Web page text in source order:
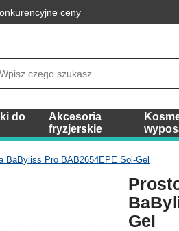
ceny
do
Akcesoria
fryzjerskie
BaByliss Pro BAB2654EPE Sol-Gel
Gel